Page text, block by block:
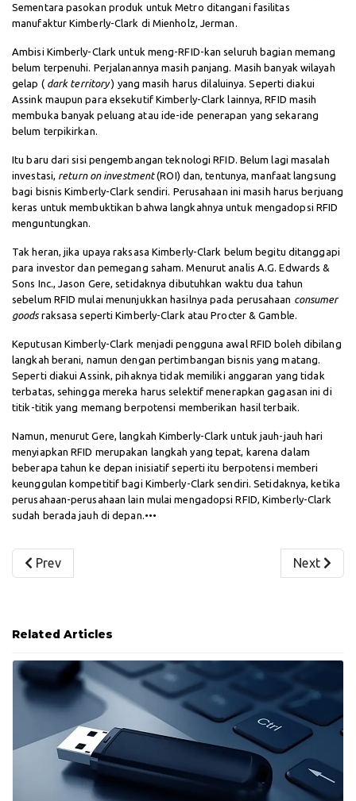
Sementara pasokan produk untuk Metro ditangani fasilitas
manufaktur Kimberly-Clark di Mienholz, Jerman.
Ambisi Kimberly-Clark untuk meng-RFID-kan seluruh bagian memang
belum terpenuhi. Perjalanannya masih panjang. Masih banyak wilayah
gelap ( dark territory) yang masih harus dilaluinya. Seperti diakui
Assink maupun para eksekutif Kimberly-Clark lainnya, RFID masih
membuka banyak peluang atau ide-ide penerapan yang sekarang
belum terpikirkan.
Itu baru dari sisi pengembangan teknologi RFID. Belum lagi masalah
investasi, return on investment(ROI) dan, tentunya, manfaat langsung
bagi bisnis Kimberly-Clark sendiri. Perusahaan ini masih harus berjuang
keras untuk membuktikan bahwa langkahnya untuk mengadopsi RFID
menguntungkan.
Tak heran, jika upaya raksasa Kimberly-Clark belum begitu ditanggapi
para investor dan pemegang saham. Menurut analis A.G. Edwards &
Sons Inc., Jason Gere, setidaknya dibutuhkan waktu dua tahun
sebelum RFID mulai menunjukkan hasilnya pada perusahaan consumer
goods raksasa seperti Kimberly-Clark atau Procter & Gamble.
Keputusan Kimberly-Clark menjadi pengguna awal RFID boleh dibilang
langkah berani, namun dengan pertimbangan bisnis yang matang.
Seperti diakui Assink, pihaknya tidak memiliki anggaran yang tidak
terbatas, sehingga mereka harus selektif menerapkan gagasan ini di
titik-titik yang memang berpotensi memberikan hasil terbaik.
Namun, menurut Gere, langkah Kimberly-Clark untuk jauh-jauh hari
menyiapkan RFID merupakan langkah yang tepat, karena dalam
beberapa tahun ke depan inisiatif seperti itu berpotensi memberi
keunggulan kompetitif bagi Kimberly-Clark sendiri. Setidaknya, ketika
perusahaan-perusahaan lain mulai mengadopsi RFID, Kimberly-Clark
sudah berada jauh di depan.•••
Previous article: Finnet Dukung Terwujudnya Cashless
Prev Next
Next
Related Articles